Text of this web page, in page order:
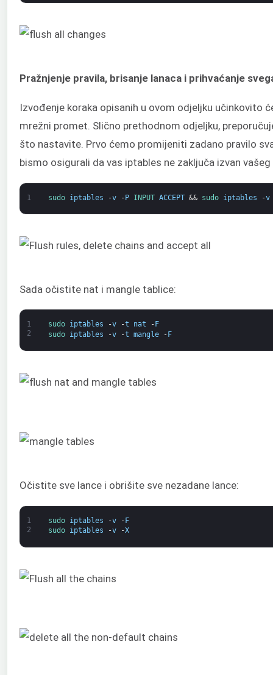
Pražnjenje pravila, brisanje lanaca i prihvaćanje
Izvođenje koraka opisanih u ovom odjeljku učinkovito
mrežni promet. Slično prethodnom odjeljku,
što nastavite. Prvo ćemo promijeniti zadano pravilo
bismo osigurali da vas iptables ne zaključa izvan
1 sudo iptables -v -P INPUT ACCEPT && sudo iptables -v
Sada očistite nat i mangle tablice:
1
2
sudo iptables -v -t nat - F
sudo iptables -v -t mangle - F
Očistite sve lance i obrišite sve nezadane lance:
1
2
sudo iptables -v -F
sudo iptables -v -X